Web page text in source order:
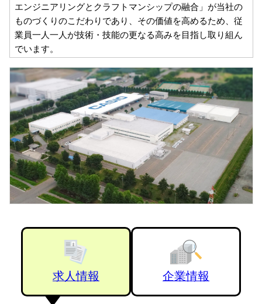
エンジニアリングとクラフトマンシップの融合」が当社の
ものづくりのこだわりであり、その価値を高めるため、従
業員一人一人が技術・技能の更なる高みを目指し取り組ん
でいます。
求人情報 企業情報